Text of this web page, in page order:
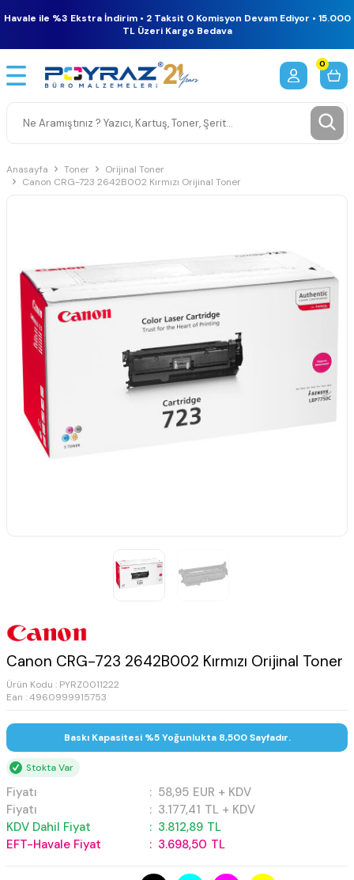
Havale ile %3 Ekstra İndirim • 2 Taksit 0 Komisyon Devam Ediyor • 15.000
TL Üzeri Kargo Bedava
0
Anasayfa Toner
Orijinal Toner
Canon CRG-723 2642B002 Kırmızı Orijinal Toner
Canon CRG-723 2642B002 Kırmızı Orijinal Toner
Ürün Kodu : PYRZ0011222
Ean : 4960999915753
Baskı Kapasitesi %5 Yoğunlukta 8,500 Sayfadır.
Stokta Var
Fiyatı : 58,95 EUR + KDV
Fiyatı
: 3.177,41 TL + KDV
KDV Dahil Fiyat
: 3.812,89 TL
EFT-Havale Fiyat
: 3.698,50 TL